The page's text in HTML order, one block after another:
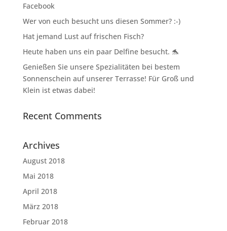
Facebook
Wer von euch besucht uns diesen Sommer? :-)
Hat jemand Lust auf frischen Fisch?
Heute haben uns ein paar Delfine besucht. 🐬
Genießen Sie unsere Spezialitäten bei bestem
Sonnenschein auf unserer Terrasse! Für Groß und
Klein ist etwas dabei!
Recent Comments
Archives
August 2018
Mai 2018
April 2018
März 2018
Februar 2018